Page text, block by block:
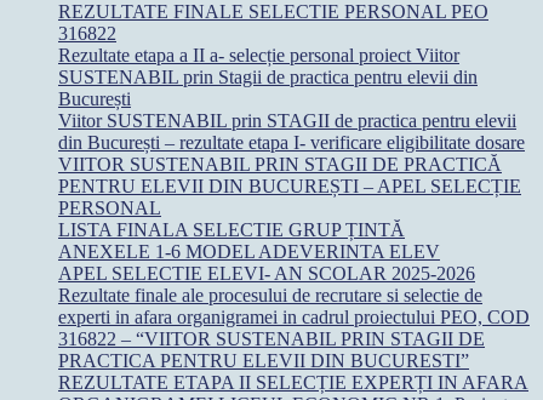
REZULTATE FINALE SELECTIE PERSONAL PEO
316822
Rezultate etapa a II a- selecție personal proiect Viitor
SUSTENABIL prin Stagii de practica pentru elevii din
București
Viitor SUSTENABIL prin STAGII de practica pentru elevii
din București – rezultate etapa I- verificare eligibilitate dosare
VIITOR SUSTENABIL PRIN STAGII DE PRACTICĂ
PENTRU ELEVII DIN BUCUREȘTI – APEL SELECȚIE
PERSONAL
LISTA FINALA SELECTIE GRUP ȚINTĂ
ANEXELE 1-6 MODEL ADEVERINTA ELEV
APEL SELECTIE ELEVI- AN SCOLAR 2025-2026
Rezultate finale ale procesului de recrutare si selectie de
experti in afara organigramei in cadrul proiectului PEO, COD
316822 – “VIITOR SUSTENABIL PRIN STAGII DE
PRACTICA PENTRU ELEVII DIN BUCURESTI”
REZULTATE ETAPA II SELECȚIE EXPERȚI IN AFARA